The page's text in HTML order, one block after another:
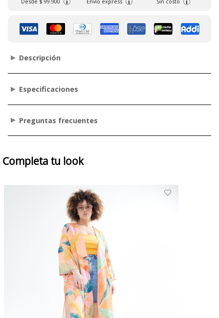
i i i
Descripción
Especificaciones
Preguntas frecuentes
Completa tu look